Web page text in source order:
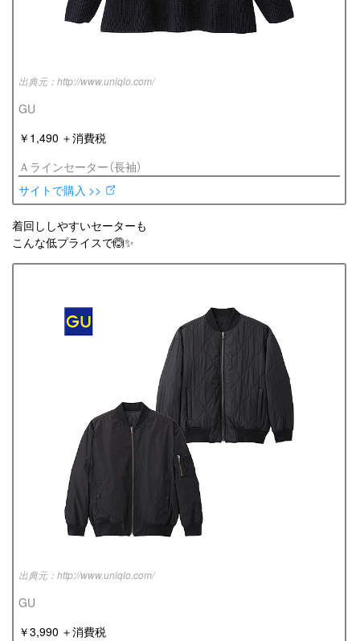
http://www.uniqlo.com/
GU
￥1,490 ＋消費税
Ａラインセーター（長袖）
サイトで購入 >>
着回ししやすいセーターも
こんな低プライスで🙆✨
http://www.uniqlo.com/
GU
￥3,990 ＋消費税